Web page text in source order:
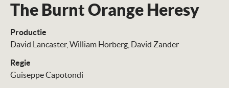
The Burnt Orange Heresy
Productie
David Lancaster William Horberg David Zander
Regie
Guiseppe Capotondi